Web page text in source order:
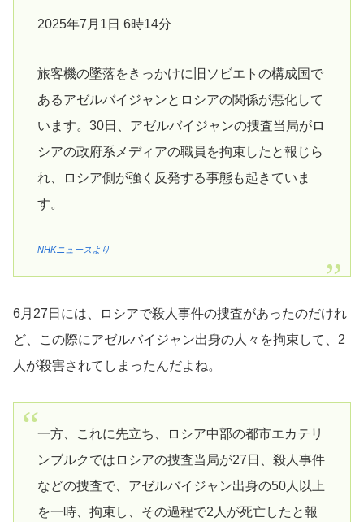
2025年7月1日 6時14分
旅客機の墜落をきっかけに旧ソビエトの構成国で
あるアゼルバイジャンとロシアの関係が悪化して
います。30日、アゼルバイジャンの捜査当局がロ
シアの政府系メディアの職員を拘束したと報じら
れ、ロシア側が強く反発する事態も起きていま
す。
NHKニュースより
6月27日には、ロシアで殺人事件の捜査があったのだけれ
ど、この際にアゼルバイジャン出身の人々を拘束して、2
人が殺害されてしまったんだよね。
一方、これに先立ち、ロシア中部の都市エカテリ
ンブルクではロシアの捜査当局が27日、殺人事件
などの捜査で、アゼルバイジャン出身の50人以上
を一時、拘束し、その過程で2人が死亡したと報